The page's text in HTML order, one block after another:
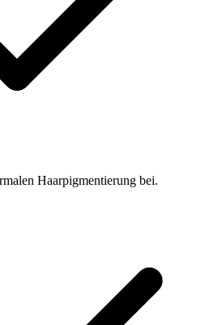
Haarpigmentierung bei.